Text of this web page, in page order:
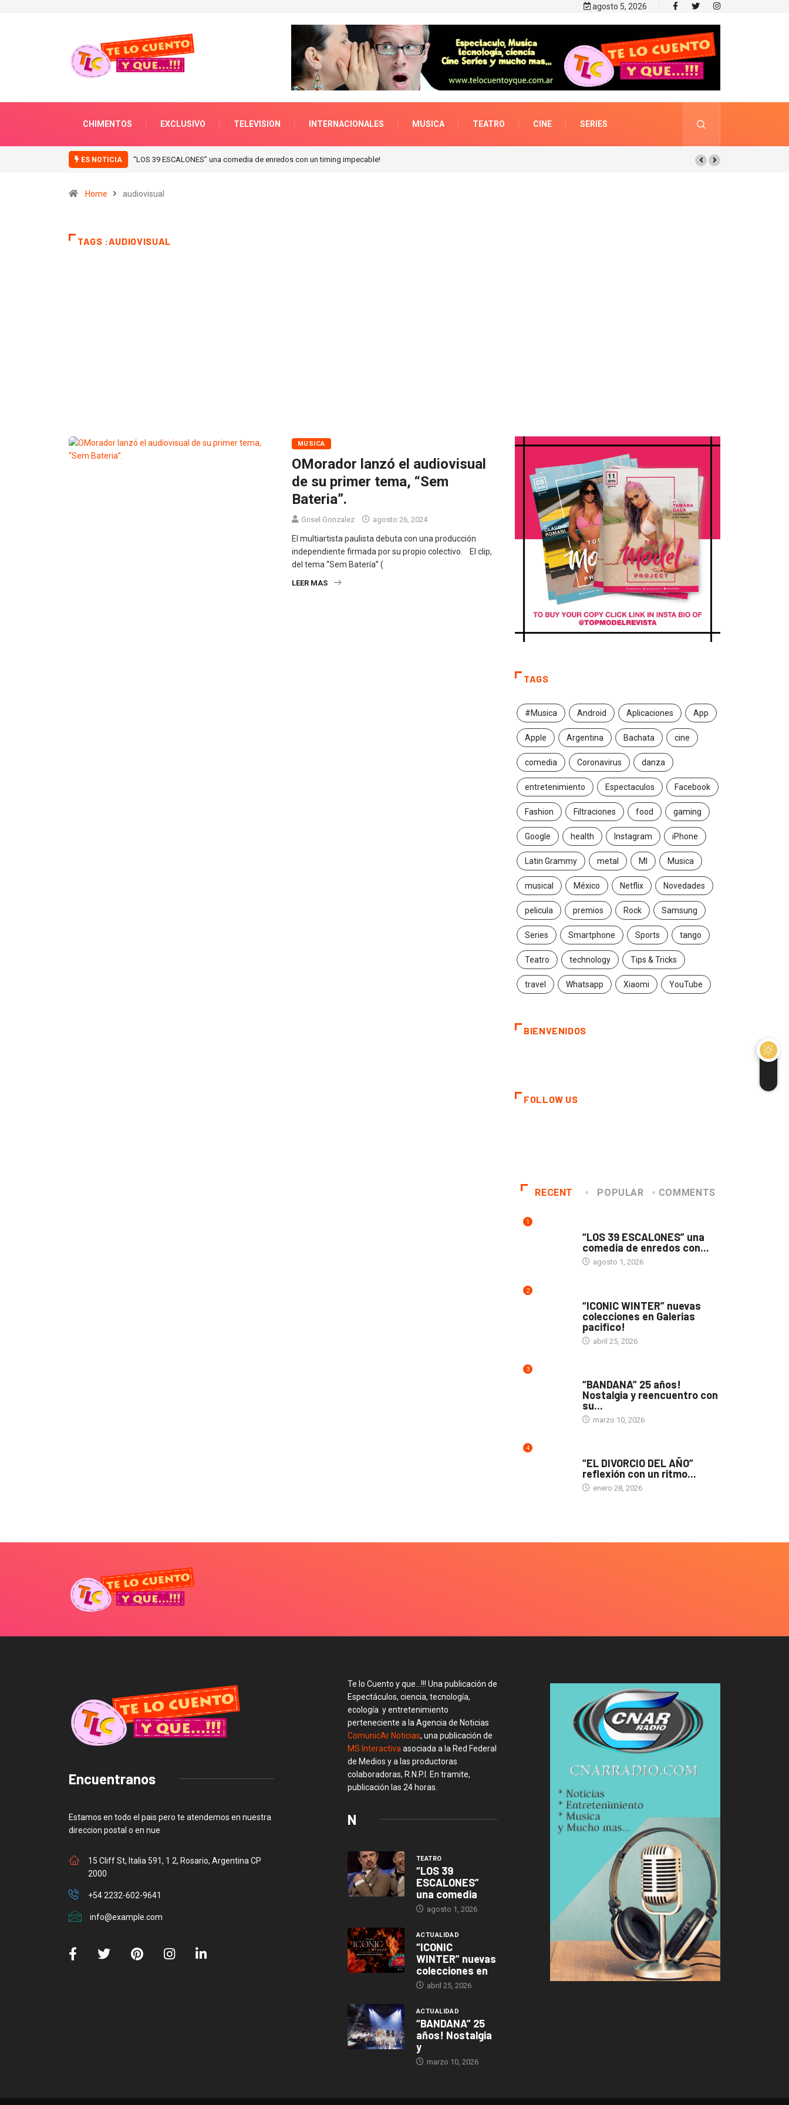
agosto 5, 2026
CHIMENTOS EXCLUSIVO TELEVISION INTERNACIONALES MUSICA TEATRO CINE SERIES
ES NOTICIA “LOS 39 ESCALONES” una comedia de enredos con un timing impecable!
Home audiovisual
TAGS :AUDIOVISUAL
MUSICA
OMorador lanzó el audiovisual
de su primer tema, “Sem
Bateria”.
Grisel Gonzalez agosto 26, 2024
El multiartista paulista debuta con una producción
independiente firmada por su propio colectivo. El clip,
del tema “Sem Batería” (
LEER MAS
TAGS
#Musica Android Aplicaciones App
Apple Argentina Bachata cine
comedia Coronavirus danza
entretenimiento Espectaculos Facebook
Fashion Filtraciones food gaming
Google health Instagram iPhone
Latin Grammy metal MI Musica
musical México Netflix Novedades
pelicula premios Rock Samsung
Series Smartphone Sports tango
Teatro technology Tips & Tricks
travel Whatsapp Xiaomi YouTube
BIENVENIDOS
FOLLOW US
RECENT POPULAR COMMENTS
1
“LOS 39 ESCALONES” una
comedia de enredos con...
agosto 1, 2026
2
“ICONIC WINTER” nuevas
colecciones en Galerias
pacifico!
abril 25, 2026
3
“BANDANA” 25 años!
Nostalgia y reencuentro con
su...
marzo 10, 2026
4
“EL DIVORCIO DEL AÑO”
reflexión con un ritmo...
enero 28, 2026
Encuentranos
Estamos en todo el pais pero te atendemos en nuestra
direccion postal o en nue
15 Cliff St, Italia 591, 1 2, Rosario, Argentina CP
2000
+54 2232-602-9641
info@example.com
Te lo Cuento y que…!!! Una publicación de
Espectáculos, ciencia, tecnología,
ecología y entretenimiento
perteneciente a la Agencia de Noticias
ComunicAr Noticias, una publicación de
MS Interactiva asociada a la Red Federal
de Medios y a las productoras
colaboradoras, R.N.P.I. En tramite,
publicación las 24 horas.
N
TEATRO
“LOS 39
ESCALONES”
una comedia
agosto 1, 2026
ACTUALIDAD
“ICONIC
WINTER” nuevas
colecciones en
abril 25, 2026
ACTUALIDAD
“BANDANA” 25
años! Nostalgia
y
marzo 10, 2026